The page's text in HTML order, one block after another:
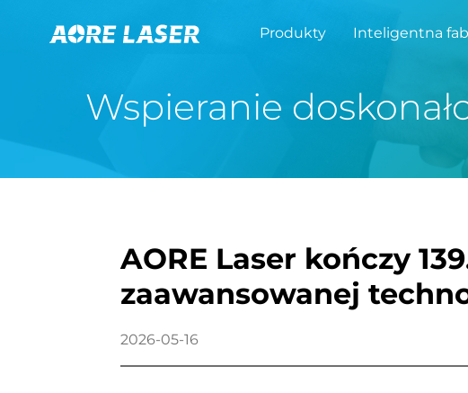
Produkty Inteligentna
Wspieranie
AORE Laser kończy
zaawansowanej
2026-05-16